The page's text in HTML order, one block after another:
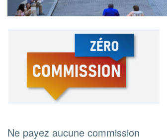
Ne payez aucune commission